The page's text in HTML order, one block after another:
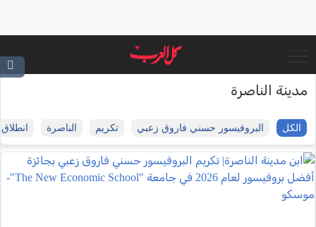
مدينة الناصرة
الكل البروفيسور حسني فاروق زعبي تكريم الناصرة